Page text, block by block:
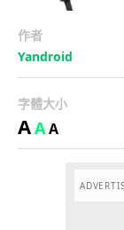
作者
Yandroid
字體大小
AAA